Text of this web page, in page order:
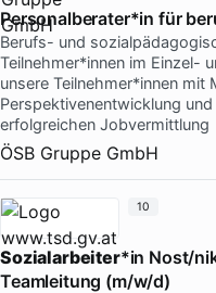
Personalberater*in für
Berufs- und
Teilnehmer*innen im Einzel-
unsere Teilnehmer*innen
Perspektivenentwicklung
erfolgreichen Jobvermittlung
ÖSB Gruppe GmbH
Sozialarbeiter*in Nost/
Teamleitung (m/w/d)
10